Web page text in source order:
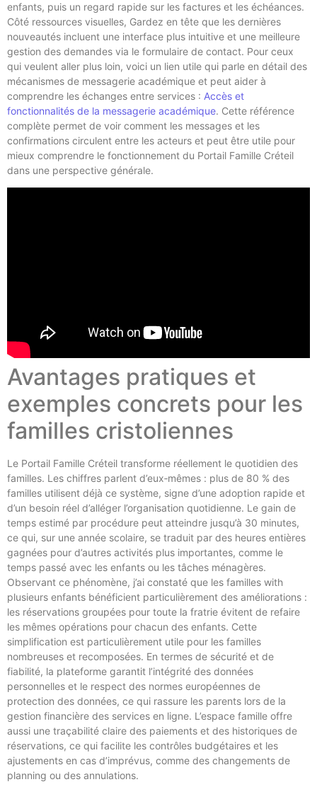
enfants, puis un regard rapide sur les factures et les échéances.
Côté ressources visuelles, Gardez en tête que les dernières
nouveautés incluent une interface plus intuitive et une meilleure
gestion des demandes via le formulaire de contact. Pour ceux
qui veulent aller plus loin, voici un lien utile qui parle en détail des
mécanismes de messagerie académique et peut aider à
comprendre les échanges entre services : Accès et
fonctionnalités de la messagerie académique. Cette référence
complète permet de voir comment les messages et les
confirmations circulent entre les acteurs et peut être utile pour
mieux comprendre le fonctionnement du Portail Famille Créteil
dans une perspective générale.
Avantages pratiques et
exemples concrets pour les
familles cristoliennes
Le Portail Famille Créteil transforme réellement le quotidien des
familles. Les chiffres parlent d’eux‑mêmes : plus de 80 % des
familles utilisent déjà ce système, signe d’une adoption rapide et
d’un besoin réel d’alléger l’organisation quotidienne. Le gain de
temps estimé par procédure peut atteindre jusqu’à 30 minutes,
ce qui, sur une année scolaire, se traduit par des heures entières
gagnées pour d’autres activités plus importantes, comme le
temps passé avec les enfants ou les tâches ménagères.
Observant ce phénomène, j’ai constaté que les familles with
plusieurs enfants bénéficient particulièrement des améliorations :
les réservations groupées pour toute la fratrie évitent de refaire
les mêmes opérations pour chacun des enfants. Cette
simplification est particulièrement utile pour les familles
nombreuses et recomposées. En termes de sécurité et de
fiabilité, la plateforme garantit l’intégrité des données
personnelles et le respect des normes européennes de
protection des données, ce qui rassure les parents lors de la
gestion financière des services en ligne. L’espace famille offre
aussi une traçabilité claire des paiements et des historiques de
réservations, ce qui facilite les contrôles budgétaires et les
ajustements en cas d’imprévus, comme des changements de
planning ou des annulations.